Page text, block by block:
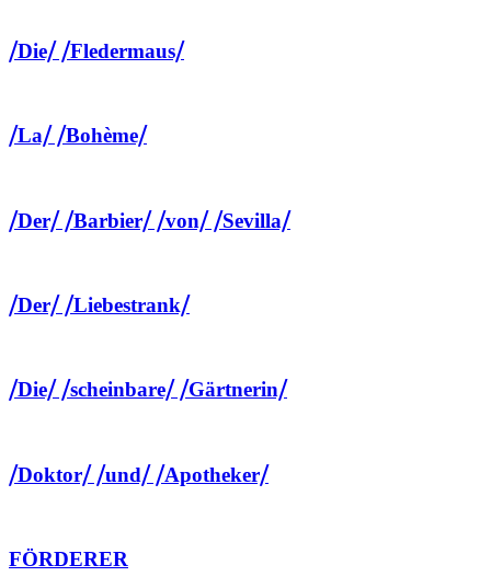
⧸Die⧸ ⧸Fledermaus⧸
⧸La⧸ ⧸Bohème⧸
⧸Der⧸ ⧸Barbier⧸ ⧸von⧸ ⧸Sevilla⧸
⧸Der⧸ ⧸Liebestrank⧸
⧸Die⧸ ⧸scheinbare⧸ ⧸Gärtnerin⧸
⧸Doktor⧸ ⧸und⧸ ⧸Apotheker⧸
FÖRDERER